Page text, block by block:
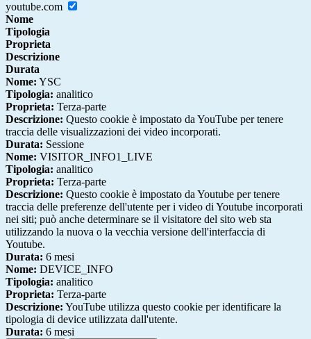
youtube.com
Nome
Tipologia
Proprieta
Descrizione
Durata
Nome: YSC
Tipologia: analitico
Proprieta: Terza-parte
Descrizione: Questo cookie è impostato da YouTube per tenere
traccia delle visualizzazioni dei video incorporati.
Durata: Sessione
Nome: VISITOR_INFO1_LIVE
Tipologia: analitico
Proprieta: Terza-parte
Descrizione: Questo cookie è impostato da Youtube per tenere
traccia delle preferenze dell'utente per i video di Youtube incorporati
nei siti; può anche determinare se il visitatore del sito web sta
utilizzando la nuova o la vecchia versione dell'interfaccia di
Youtube.
Durata: 6 mesi
Nome: DEVICE_INFO
Tipologia: analitico
Proprieta: Terza-parte
Descrizione: YouTube utilizza questo cookie per identificare la
tipologia di device utilizzata dall'utente.
Durata: 6 mesi